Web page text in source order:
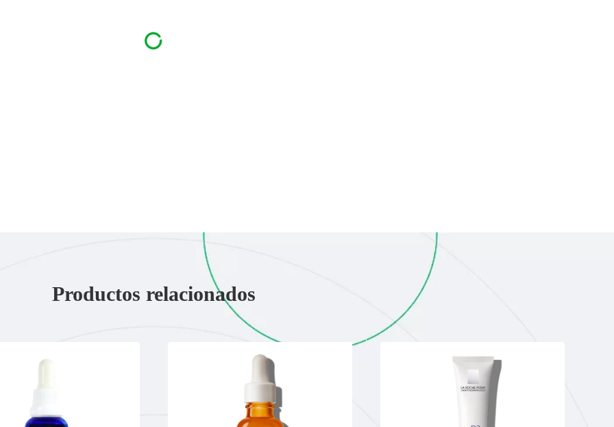
Productos relacionados